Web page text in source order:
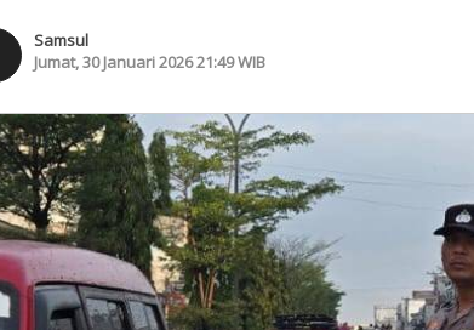
Samsul
Jumat, 30 Januari 2026 21:49 WIB